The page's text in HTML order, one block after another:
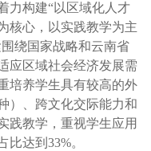
力构建“以区域化人才
核心，以实践教学为主
绕国家战略和云南省
应区域社会经济发展需
培养学生具有较高的外
）、跨文化交际能力和
践教学，重视学生应用
比达到 33%。